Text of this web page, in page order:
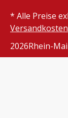
* Alle Preise
Versandkosten
2026Rhein-